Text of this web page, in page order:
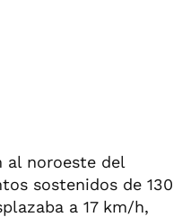
al noroeste del
sostenidos de 130
a 17 km/h,